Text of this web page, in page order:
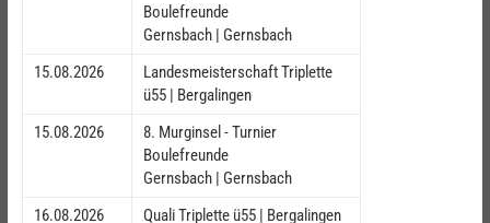
Boulefreunde
Gernsbach | Gernsbach
15.08.2026
Landesmeisterschaft Triplette
ü55 | Bergalingen
15.08.2026
8. Murginsel - Turnier
Boulefreunde
Gernsbach | Gernsbach
16.08.2026
Quali Triplette ü55 | Bergalingen